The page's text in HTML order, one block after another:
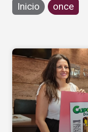
Inicio once